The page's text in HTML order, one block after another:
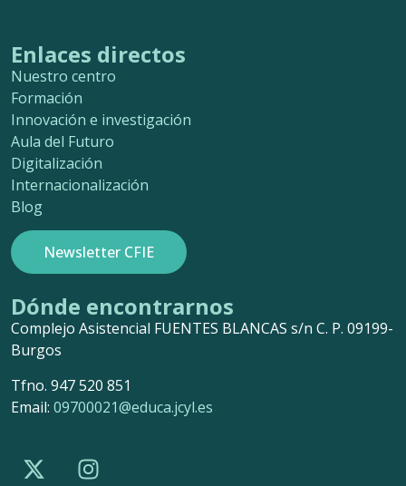
Enlaces directos
Nuestro centro
Formación
Innovación e investigación
Aula del Futuro
Digitalización
Internacionalización
Blog
Newsletter CFIE
Dónde encontrarnos
Complejo Asistencial FUENTES BLANCAS s/n C. P. 09199-
Burgos
Tfno. 947 520 851
Email: 09700021@educa.jcyl.es